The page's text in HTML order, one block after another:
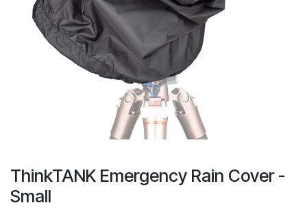
ThinkTANK Emergency Rain Cover -
Small